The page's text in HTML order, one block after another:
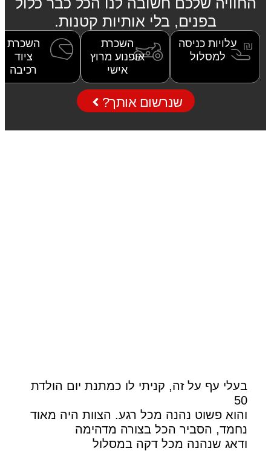
בפנים, בלי אותיות קטנות.
עלויות כניסה
למסלול
השכרת
אופנוע מרוץ
אישי
השכרת
ציוד
רכיבה
שנרשום אותך?
בעלי עף על זה, קניתי לו כמתנת יום הולדת
50
והוא פשוט נהנה מכל רגע. הצוות היה מאוד
נחמד, הסביר הכל בצורה מדהימה
ודאג שנהנה מכל דקה במסלול